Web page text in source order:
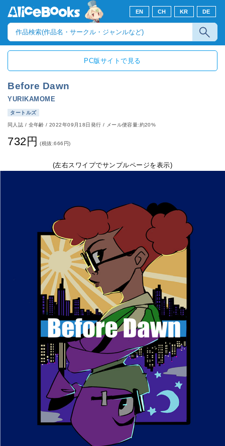
EN CH KR DE
PC版サイトで見る
Before Dawn
YURIKAMOME
タートルズ
同人誌 / 全年齢/2022年09月18日発行 / メール便容量:約20%
732円 (税抜:666円)
(左右スワイプでサンプルページを表示)